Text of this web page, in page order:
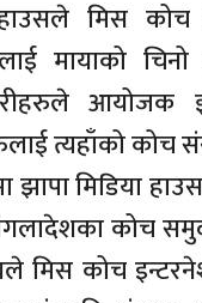
हाउसले मिस
मायाको
आयोजक
त्यहाँको कोच
झापा मिडिया
कोच
मिस कोच